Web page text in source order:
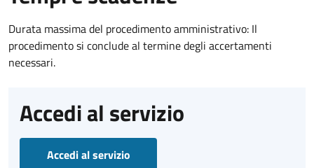
Durata massima del procedimento amministrativo: Il
procedimento si conclude al termine degli accertamenti
necessari.
Accedi al servizio
Accedi al servizio